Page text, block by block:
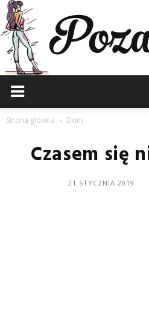
Strona główna Dom
Czasem się
21 STYCZNIA 2019